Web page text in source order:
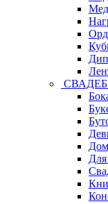
Для